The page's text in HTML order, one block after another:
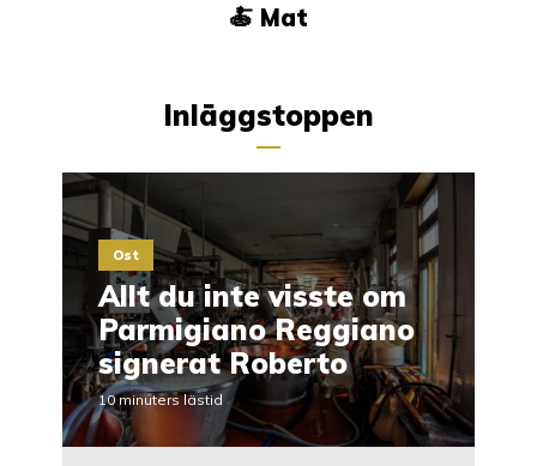
🍝 Mat
Inläggstoppen
Ost
Allt du inte visste om
Parmigiano Reggiano
signerat Roberto
10 minuters lästid